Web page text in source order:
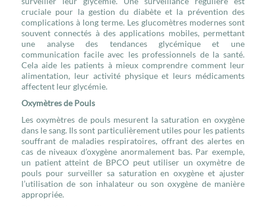
cruciale pour la gestion du diabète et la prévention des
complications à long terme. Les glucomètres modernes sont
souvent connectés à des applications mobiles, permettant
une analyse des tendances glycémique et une
communication facile avec les professionnels de la santé.
Cela aide les patients à mieux comprendre comment leur
alimentation, leur activité physique et leurs médicaments
affectent leur glycémie.
Oxymètres de Pouls
Les oxymètres de pouls mesurent la saturation en oxygène
dans le sang. Ils sont particulièrement utiles pour les patients
souffrant de maladies respiratoires, offrant des alertes en
cas de niveaux d’oxygène anormalement bas. Par exemple,
un patient atteint de BPCO peut utiliser un oxymètre de
pouls pour surveiller sa saturation en oxygène et ajuster
l’utilisation de son inhalateur ou son oxygène de manière
appropriée.